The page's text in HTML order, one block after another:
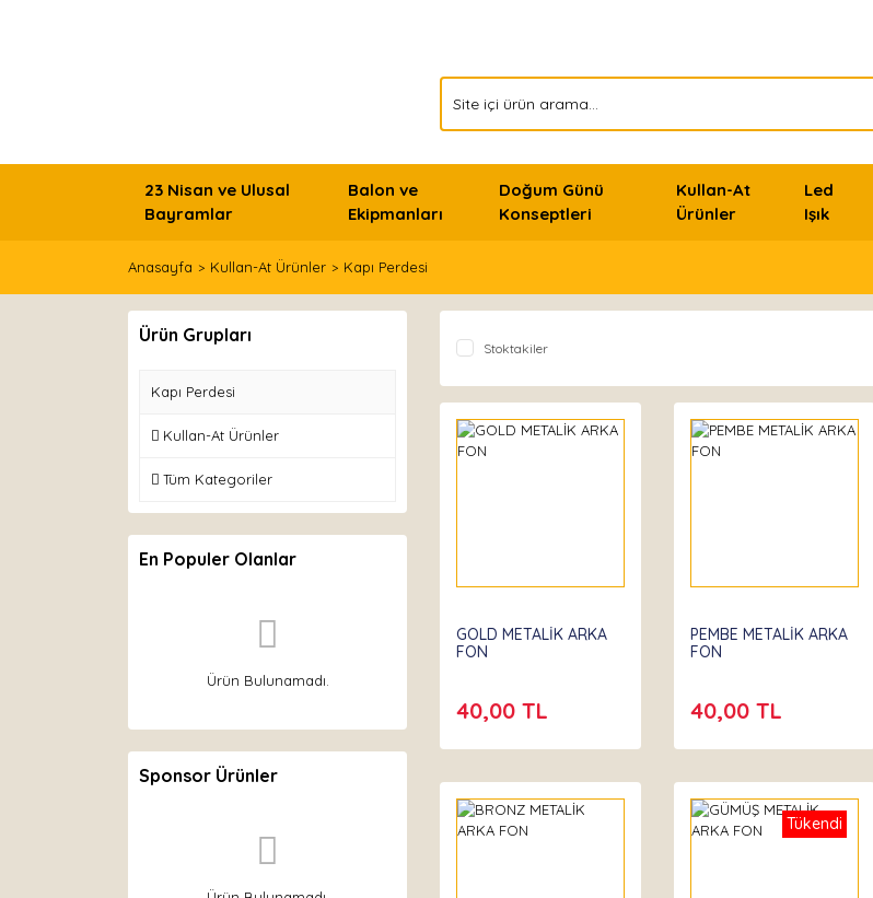
23 Nisan ve Ulusal
Bayramlar
Balon ve
Ekipmanları
Doğum Günü
Konseptleri
Kullan-At
Ürünler
Led
Işık
Anasayfa Kullan-At Ürünler Kapı Perdesi
Ürün Grupları
Kapı Perdesi
Kullan-At Ürünler
Tüm Kategoriler
En Populer Olanlar
Ürün Bulunamadı.
Sponsor Ürünler
Stoktakiler
GOLD METALİK ARKA
FON
40,00 TL
PEMBE METALİK ARKA
FON
40,00 TL
Tükendi